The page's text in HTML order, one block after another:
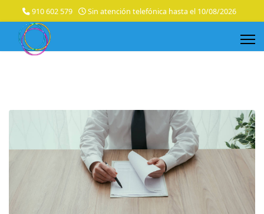
910 602 579 Sin atención telefónica hasta el 10/08/2026